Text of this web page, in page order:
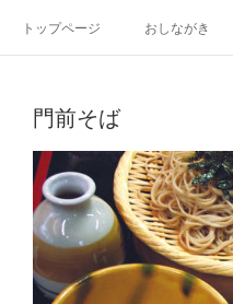
トップページ おしながき
門前そば